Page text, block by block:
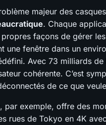
majeur des
. Chaque
façons de gérer
une fenêtre dans un
Avec 73 milliards
cohérente. C’est
de ce que
par exemple, offre des
rues de Tokyo en 4K